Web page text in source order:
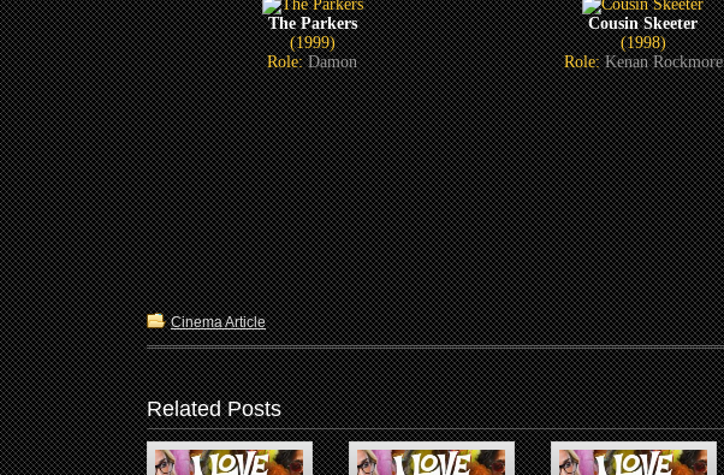
The Parkers
(1999)
Role:Damon
Cousin Skeeter
(1998)
Role:Kenan Rockmore
Cinema Article
Related Posts